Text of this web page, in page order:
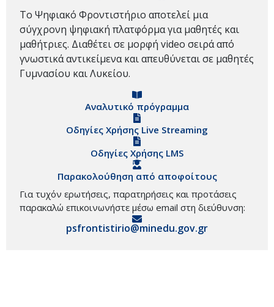
Το Ψηφιακό Φροντιστήριο αποτελεί μια
σύγχρονη ψηφιακή πλατφόρμα για μαθητές και
μαθήτριες. Διαθέτει σε μορφή video σειρά από
γνωστικά αντικείμενα και απευθύνεται σε μαθητές
Γυμνασίου και Λυκείου.
Αναλυτικό πρόγραμμα
Οδηγίες Χρήσης Live Streaming
Οδηγίες Χρήσης LMS
Παρακολούθηση από αποφοίτους
Για τυχόν ερωτήσεις, παρατηρήσεις και προτάσεις
παρακαλώ επικοινωνήστε μέσω email στη διεύθυνση:
psfrontistirio@minedu.gov.gr